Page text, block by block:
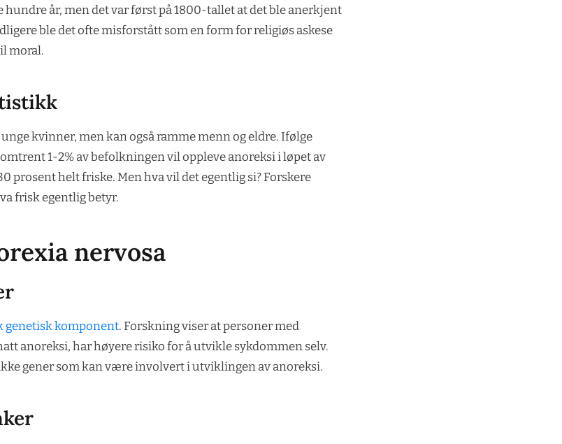
år, men det var først på 1800-tallet at det ble anerkjent
ble det ofte misforstått som en form for religiøs askese
moral.
kvinner, men kan også ramme menn og eldre. Ifølge
1-2% av befolkningen vil oppleve anoreksi i løpet av
prosent helt friske. Men hva vil det egentlig si? Forskere
frisk egentlig betyr.
nervosa
genetisk komponent. Forskning viser at personer med
anoreksi, har høyere risiko for å utvikle sykdommen selv.
gener som kan være involvert i utviklingen av anoreksi.